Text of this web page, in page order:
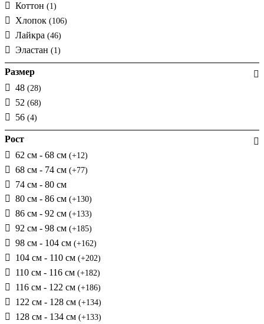
Коттон (1)
Хлопок (106)
Лайкра (46)
Эластан (1)
Размер
48 (28)
52 (68)
56 (4)
Рост
62 см - 68 см (+12)
68 см - 74 см (+77)
74 см - 80 см
80 см - 86 см (+130)
86 см - 92 см (+133)
92 см - 98 см (+185)
98 см - 104 см (+162)
104 см - 110 см (+202)
110 см - 116 см (+182)
116 см - 122 см (+186)
122 см - 128 см (+134)
128 см - 134 см (+133)